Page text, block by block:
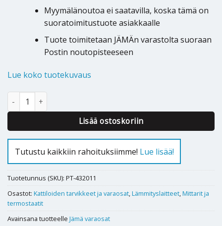
Myymälänoutoa ei saatavilla, koska tämä on
suoratoimitustuote asiakkaalle
Tuote toimitetaan JÄMÄn varastolta suoraan
Postin noutopisteeseen
Lue koko tuotekuvaus
Lämpötilan rajoitin Jämä 1-vaihe määrä
Lisää ostoskoriin
Tutustu kaikkiin rahoituksiimme! Lue lisää!
Tuotetunnus (SKU): PT-432011
Osastot: Kattiloiden tarvikkeet ja varaosat,Lämmityslaitteet,Mittarit ja
termostaatit
Avainsana tuotteelle Jämä varaosat